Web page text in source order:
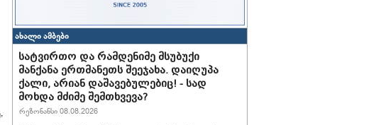
ახალი ამბები
სატვირთო და რამდენიმე მსუბუქი
მანქანა ერთმანეთს შეეჯახა. დაიღუპა
ქალი, არიან დაშავებულებიც! - სად
მოხდა მძიმე შემთხვევა?
რეზონანსი 08.08.2026